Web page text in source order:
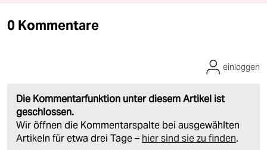
0 Kommentare
Die Kommentarfunktion unter diesem Artikel ist
geschlossen.
Wir öffnen die Kommentarspalte bei ausgewählten
Artikeln für etwa drei Tage – hier sind sie zu finden.
einloggen